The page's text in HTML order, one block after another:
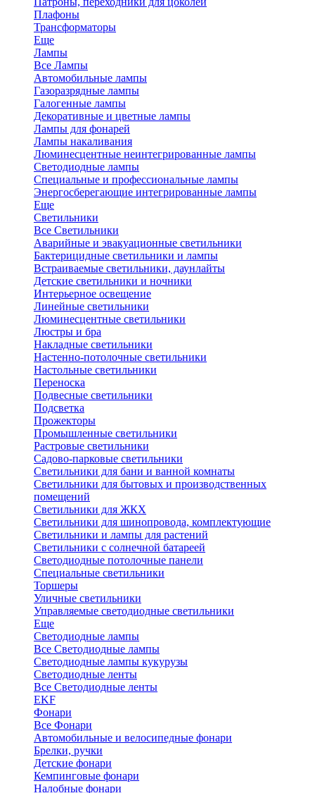
Плафоны
Трансформаторы
Еще
Лампы
Все Лампы
Автомобильные лампы
Газоразрядные лампы
Галогенные лампы
Декоративные и цветные лампы
Лампы для фонарей
Лампы накаливания
Люминесцентные неинтегрированные лампы
Светодиодные лампы
Специальные и профессиональные лампы
Энергосберегающие интегрированные лампы
Еще
Светильники
Все Светильники
Аварийные и эвакуационные светильники
Бактерицидные светильники и лампы
Встраиваемые светильники, даунлайты
Детские светильники и ночники
Интерьерное освещение
Линейные светильники
Люминесцентные светильники
Люстры и бра
Накладные светильники
Настенно-потолочные светильники
Настольные светильники
Переноска
Подвесные светильники
Подсветка
Прожекторы
Промышленные светильники
Растровые светильники
Садово-парковые светильники
Светильники для бани и ванной комнаты
Светильники для бытовых и производственных
помещений
Светильники для ЖКХ
Светильники для шинопровода, комплектующие
Светильники и лампы для растений
Светильники с солнечной батареей
Светодиодные потолочные панели
Специальные светильники
Торшеры
Уличные светильники
Управляемые светодиодные светильники
Еще
Светодиодные лампы
Все Светодиодные лампы
Светодиодные лампы кукурузы
Светодиодные ленты
Все Светодиодные ленты
EKF
Фонари
Все Фонари
Автомобильные и велосипедные фонари
Брелки, ручки
Детские фонари
Кемпинговые фонари
Налобные фонари